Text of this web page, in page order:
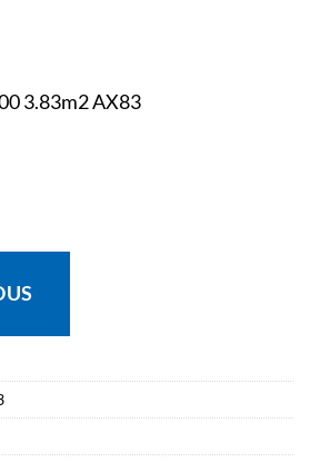
3.83m2 AX83
Teak määrä